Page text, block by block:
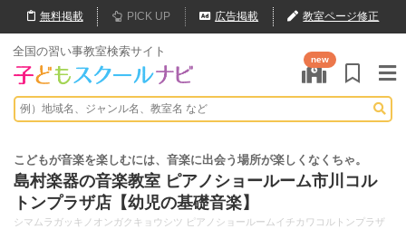
無料掲載 PICK UP 広告掲載 教室ページ修正
全国の習い事教室検索サイト
new
こどもが音楽を楽しむには、音楽に出会う場所が楽しくなくちゃ。
島村楽器の音楽教室 ピアノショールーム市川コル
トンプラザ店【幼児の基礎音楽】
シマムラガッキノオンガクキョウシツ ピアノショールームイチカワコルトンプラザ